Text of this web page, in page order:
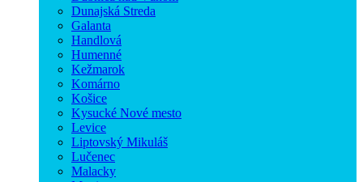
Dunajská Streda
Galanta
Handlová
Humenné
Kežmarok
Komárno
Košice
Kysucké Nové mesto
Levice
Liptovský Mikuláš
Lučenec
Malacky